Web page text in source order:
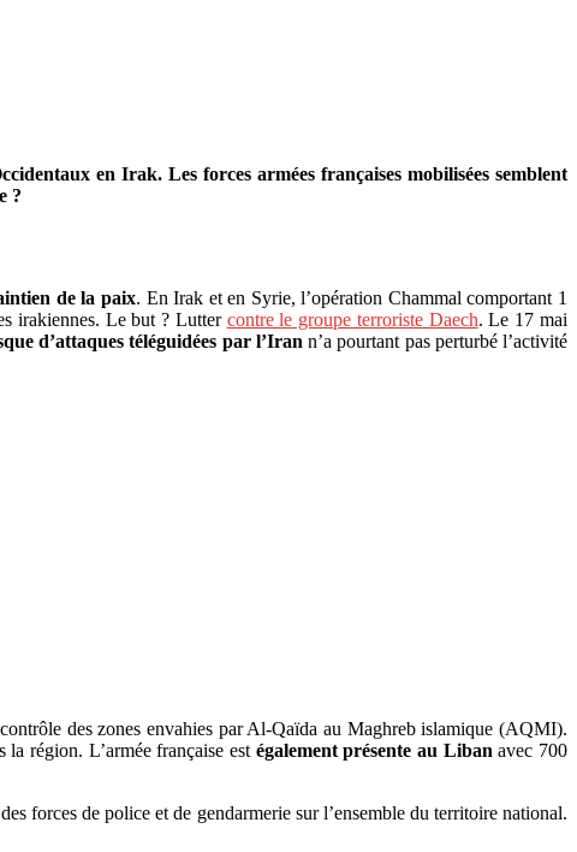
en Irak. Les forces armées françaises mobilisées semblent
?
de la paix. En Irak et en Syrie, l’opération Chammal comportant 1
irakiennes. Le but ? Lutter contre le groupe terroriste Daech. Le 17 mai
d’attaques téléguidées par l’Iran n’a pourtant pas perturbé l’activité
des zones envahies par Al-Qaïda au Maghreb islamique (AQMI).
la région. L’armée française est également présente au Liban avec 700
forces de police et de gendarmerie sur l’ensemble du territoire national.